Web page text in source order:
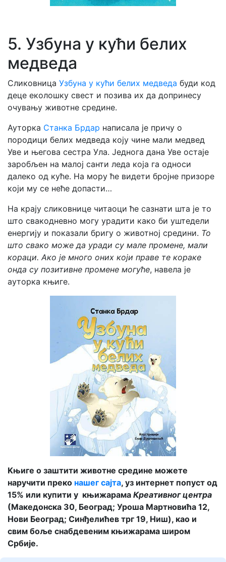
5. Узбуна у кући белих
медведа
Сликовница Узбуна у кући белих медведа буди код
деце еколошку свест и позива их да допринесу
очувању животне средине.
Ауторка Станка Брдар написала је причу о
породици белих медведа коју чине мали медвед
Уве и његова сестра Ула. Једнога дана Уве остаје
заробљен на малој санти леда која га односи
далеко од куће. На мору ће видети бројне призоре
који му се неће допасти…
На крају сликовнице читаоци ће сазнати шта је то
што свакодневно могу урадити како би уштедели
енергију и показали бригу о животној средини. То
што свако може да уради су мале промене, мали
кораци. Ако је много оних који праве те кораке
онда су позитивне промене могуће, навела је
ауторка књиге.
Kњиге о заштити животне средине можете
наручити преко нашег сајта, уз интернет попуст од
15% или купити у књижарама Креативног центра
(Македонска 30, Београд; Уроша Мартновића 12,
Нови Београд; Синђелићев трг 19, Ниш), као и
свим боље снабдевеним књижарама широм
Србије.